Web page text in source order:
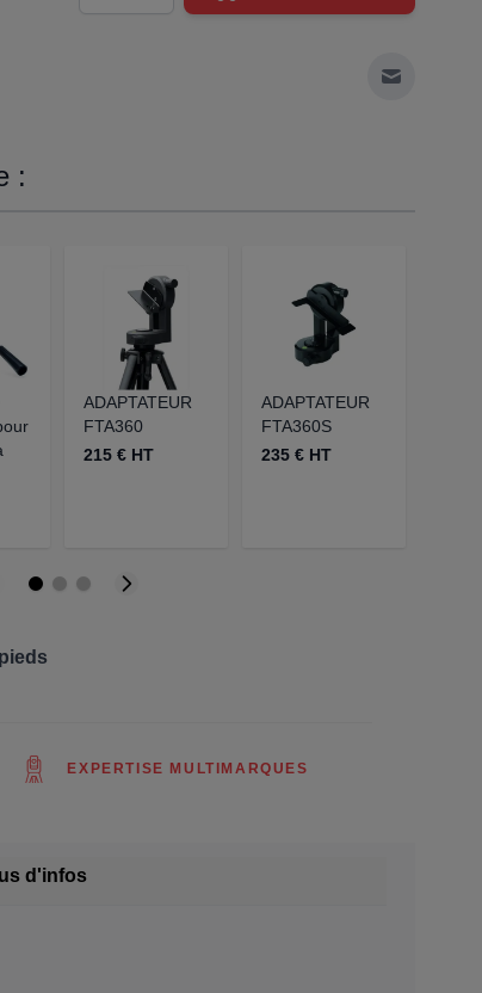
Envoyer à
:
ADAPTATEUR
FTA360
215 € HT
ADAPTATEUR
FTA360S
235 € HT
EXPERTISE MULTIMARQUES
d'infos